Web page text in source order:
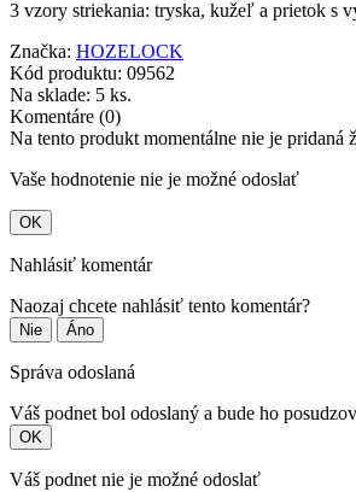
3 vzory striekania: tryska, kužeľ a prietok s
Značka: HOZELOCK
Kód produktu: 09562
Na sklade: 5 ks.
Komentáre (0)
Na tento produkt momentálne nie je pridaná
Vaše hodnotenie nie je možné odoslať
OK
Nahlásiť komentár
Naozaj chcete nahlásiť tento komentár?
Nie Áno
Správa odoslaná
Váš podnet bol odoslaný a bude ho
OK
Váš podnet nie je možné odoslať